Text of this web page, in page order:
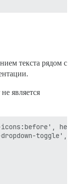
текста рядом с
является
toggle',